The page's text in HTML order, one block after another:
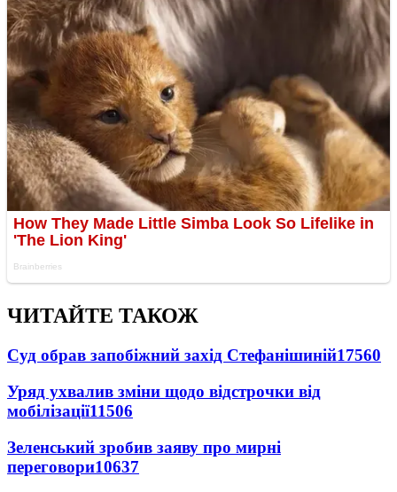
ЧИТАЙТЕ ТАКОЖ
Суд обрав запобіжний захід Стефанішиній17560
Уряд ухвалив зміни щодо відстрочки від
мобілізації11506
Зеленський зробив заяву про мирні
переговори10637